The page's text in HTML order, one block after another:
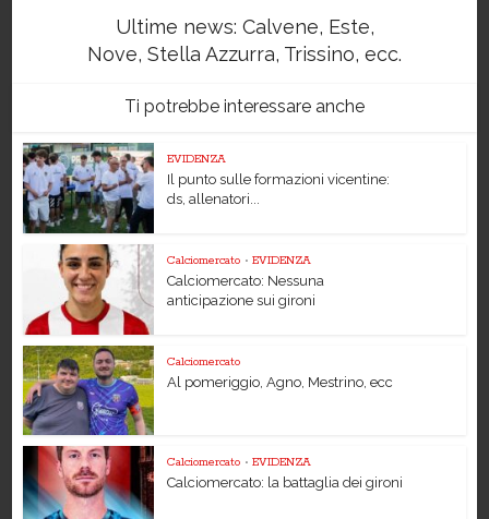
Ultime news: Calvene, Este,
Nove, Stella Azzurra, Trissino, ecc.
Ti potrebbe interessare anche
EVIDENZA
Il punto sulle formazioni vicentine:
ds, allenatori...
Calciomercato • EVIDENZA
Calciomercato: Nessuna
anticipazione sui gironi
Calciomercato
Al pomeriggio, Agno, Mestrino, ecc
Calciomercato • EVIDENZA
Calciomercato: la battaglia dei gironi